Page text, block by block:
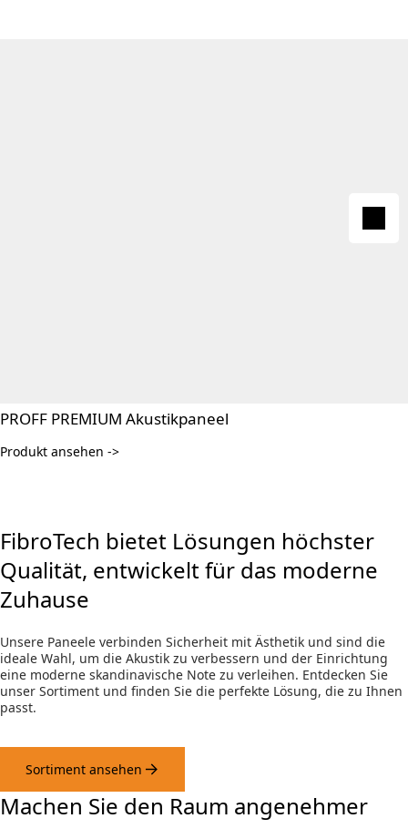
PROFF PREMIUM Akustikpaneel
Produkt ansehen ->
FibroTech bietet Lösungen höchster
Qualität, entwickelt für das moderne
Zuhause
Unsere Paneele verbinden Sicherheit mit Ästhetik und sind die
ideale Wahl, um die Akustik zu verbessern und der Einrichtung
eine moderne skandinavische Note zu verleihen. Entdecken Sie
unser Sortiment und finden Sie die perfekte Lösung, die zu Ihnen
passt.
Sortiment ansehen
Machen Sie den Raum angenehmer